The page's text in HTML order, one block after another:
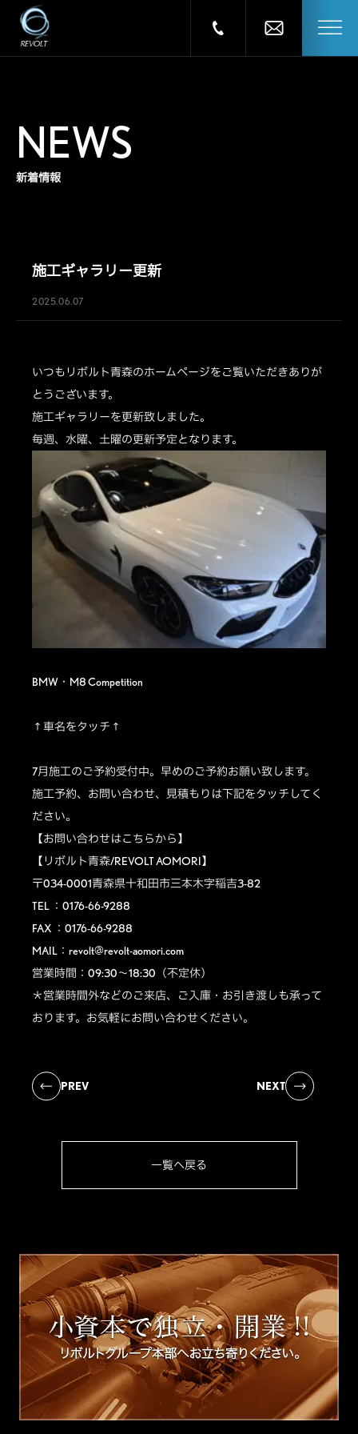
NEWS
新着情報
施工ギャラリー更新
2025.06.07
いつもリボルト青森のホームページをご覧いただきありが
とうございます。
施工ギャラリーを更新致しました。
毎週、水曜、土曜の更新予定となります。
BMW・M8 Competition
↑車名をタッチ↑
7月施工のご予約受付中。早めのご予約お願い致します。
施工予約、お問い合わせ、見積もりは下記をタッチしてく
ださい。
【お問い合わせはこちらから】
【リボルト青森/REVOLT AOMORI】
〒034-0001青森県十和田市三本木字稲吉3-82
TEL ：0176-66-9288
FAX ：0176-66-9288
MAIL：revolt@revolt-aomori.com
営業時間：09:30～18:30（不定休）
＊営業時間外などのご来店、ご入庫・お引き渡しも承って
おります。お気軽にお問い合わせください。
PREV NEXT
一覧へ戻る